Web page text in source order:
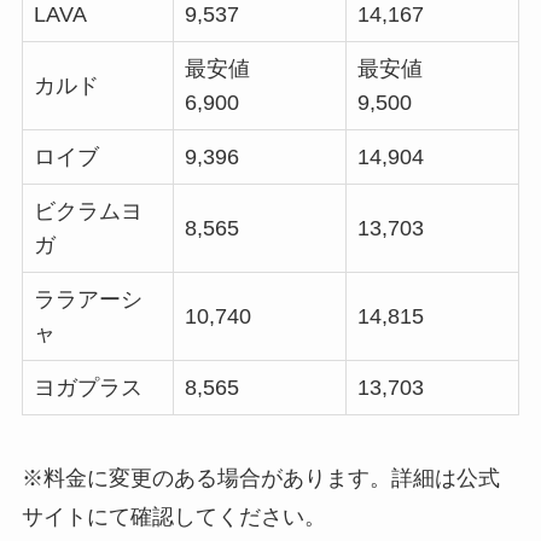
LAVA 9,537 14,167
カルド
最安値
6,900
最安値
9,500
ロイブ 9,396 14,904
ビクラムヨ
ガ
8,565 13,703
ララアーシ
ャ
10,740 14,815
ヨガプラス 8,565 13,703
※料金に変更のある場合があります。詳細は公式
サイトにて確認してください。